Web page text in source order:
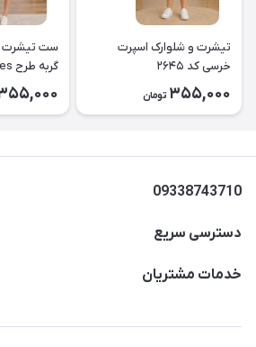
تیشرت و شلوارک اسپرت
خرسی کد ۲۶۴۵
355,000 تومان
ست تیشرت
09338743710
دسترسی سریع
حساب کاربری
لیست محصولات
خدمات مشتریان